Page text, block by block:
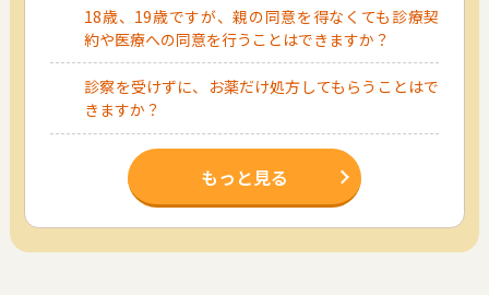
18歳、19歳ですが、親の同意を得なくても診療契
約や医療への同意を行うことはできますか？
診察を受けずに、お薬だけ処方してもらうことはで
きますか？
もっと見る